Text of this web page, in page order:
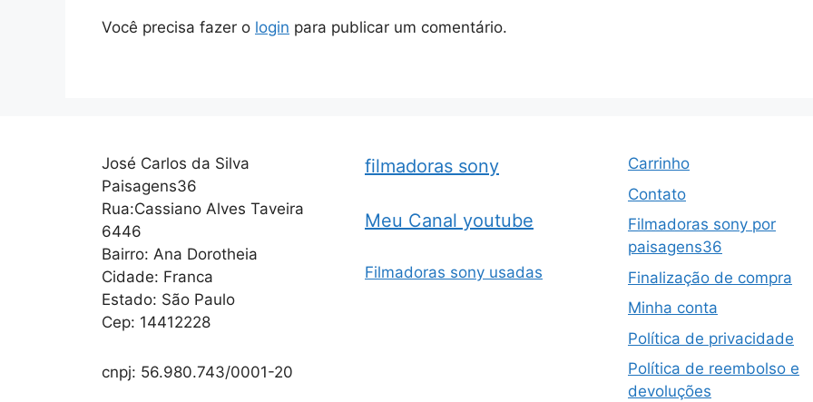
Você precisa fazer o login para publicar um comentário.
José Carlos da Silva
Paisagens36
Rua:Cassiano Alves Taveira
6446
Bairro: Ana Dorotheia
Cidade: Franca
Estado: São Paulo
Cep: 14412228
cnpj: 56.980.743/0001-20
filmadoras sony
Meu Canal youtube
Filmadoras sony usadas
Carrinho
Contato
Filmadoras sony por
paisagens36
Finalização de compra
Minha conta
Política de privacidade
Política de reembolso e
devoluções